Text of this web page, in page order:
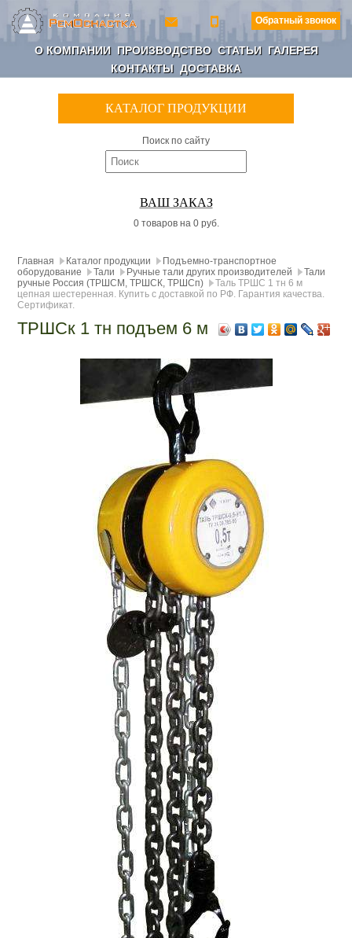
Обратный звонок
О КОМПАНИИ ПРОИЗВОДСТВО СТАТЬИ ГАЛЕРЕЯ
КОНТАКТЫ ДОСТАВКА
КАТАЛОГ ПРОДУКЦИИ
Поиск по сайту
ВАШ ЗАКАЗ
0 товаров на 0 руб.
Главная Каталог продукции
Подъемно-транспортное
оборудование
Тали Ручные тали других производителей
Тали
ручные Россия (ТРШСМ, ТРШСК, ТРШСп)
Таль ТРШС 1 тн 6 м
цепная шестеренная. Купить с доставкой по РФ. Гарантия качества.
Сертификат.
ТРШСк 1 тн подъем 6 м